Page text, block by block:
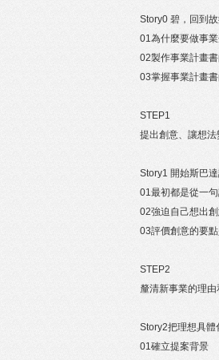
Story0 碧，回到
01為什麼要做事業
02製作事業計畫
03掌握事業計畫
STEP1
提出創意、讓想法
Story1 開始斯巴達
01最初都是從一
02強迫自己想出
03評價創意的要點
STEP2
釐清新事業的理由
Story2把理想具體
01確立提案背景